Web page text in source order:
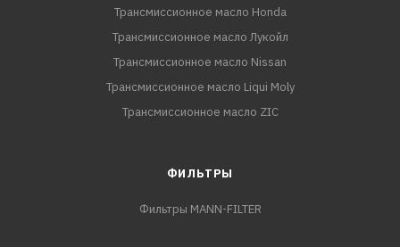
Трансмиссионное масло Honda
Трансмиссионное масло Лукойл
Трансмиссионное масло Nissan
Трансмиссионное масло Liqui Moly
Трансмиссионное масло ZIC
ФИЛЬТРЫ
Фильтры MANN-FILTER